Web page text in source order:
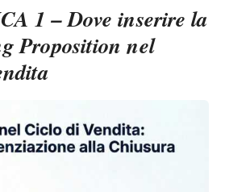
1 – Dove inserire la
Proposition nel